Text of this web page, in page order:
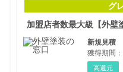
グ
加盟店者数最大級【外壁
新規見積
獲得期間：
高還元